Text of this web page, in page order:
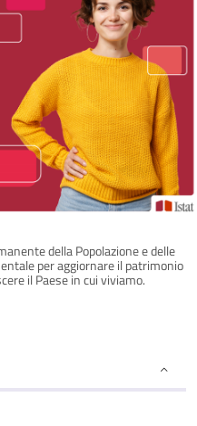
della Popolazione e delle
per aggiornare il patrimonio
il Paese in cui viviamo.